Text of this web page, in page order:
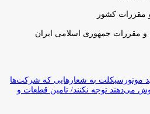
و مقررات کشور
و مقررات جمهوری اسلامی ایران
موتورسیکلت به شعارهایی که شرکت‌ها
می‌دهند توجه نکنند/ تامین قطعات و